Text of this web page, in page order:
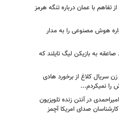
تفاهم با عمان درباره تنگه هرمز
| چین ۲ ماهواره هوش مصنوعی را به مدار
صاعقه به بازیکن لیگ تایلند که
زن سریال کلاغ از برخورد هادی
را نمیکردم...
در آنتن زنده تلویزیون
کارشناسان صدای امریکا آچمز